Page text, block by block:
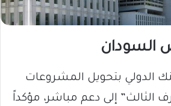
السودان
الدولي بتحويل المشروعات
الثالث” إلى دعم مباشر، مؤكداً